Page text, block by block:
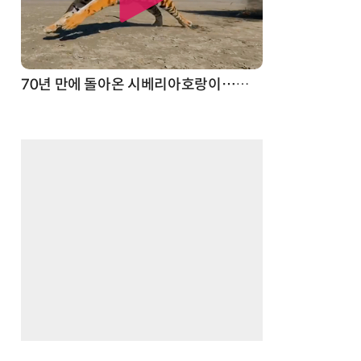
70년 만에 돌아온 시베리아호랑이…카자흐스탄 야생에 풀렸다